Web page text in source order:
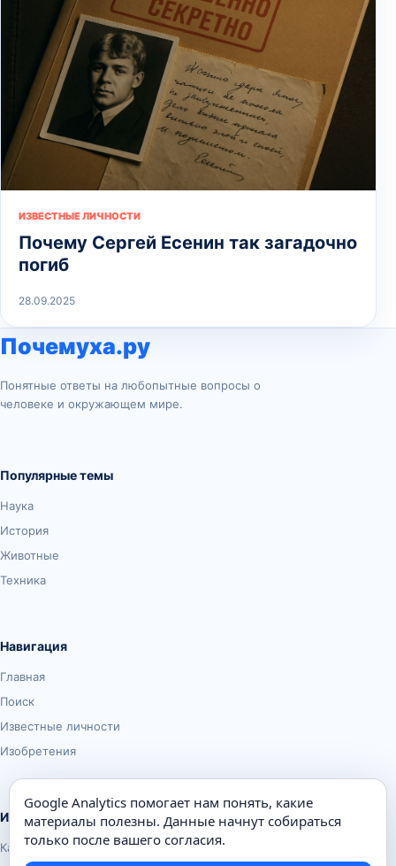
ИЗВЕСТНЫЕ ЛИЧНОСТИ
Почему Сергей Есенин так загадочно
погиб
28.09.2025
Почемуха.ру
Понятные ответы на любопытные вопросы о
человеке и окружающем мире.
Популярные темы
Наука
История
Животные
Техника
Навигация
Главная
Поиск
Известные личности
Изобретения
Информация
Карта сайта
Google Analytics помогает нам понять, какие
материалы полезны. Данные начнут собираться
только после вашего согласия.